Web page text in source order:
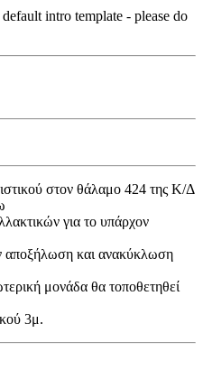
intro template - please do
στον θάλαμο 424 της Κ/Δ
για το υπάρχον
αποξήλωση και ανακύκλωση
μονάδα θα τοποθετηθεί
3μ.